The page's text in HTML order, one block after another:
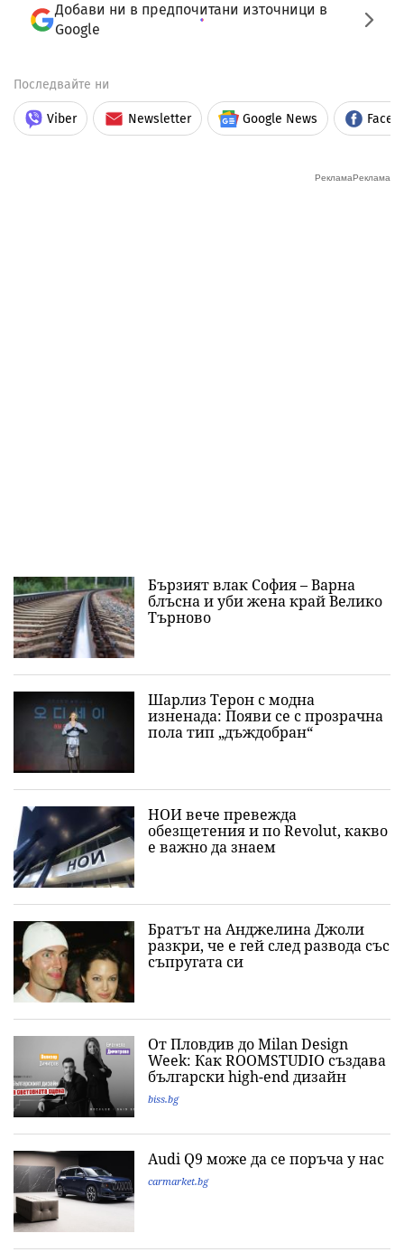
Добави ни в предпочитани източници в
Google
Последвайте ни
Viber Newsletter Google News
Бързият влак София – Варна
блъсна и уби жена край Велико
Търново
Шарлиз Терон с модна
изненада: Появи се с прозрачна
пола тип „дъждобран“
НОИ вече превежда
обезщетения и по Revolut, какво
е важно да знаeм
Братът на Анджелина Джоли
разкри, че е гей след развода със
съпругата си
От Пловдив до Milan Design
Week: Как ROOMSTUDIO създава
български high-end дизайн
biss.bg
Audi Q9 може да се поръча у нас
carmarket.bg